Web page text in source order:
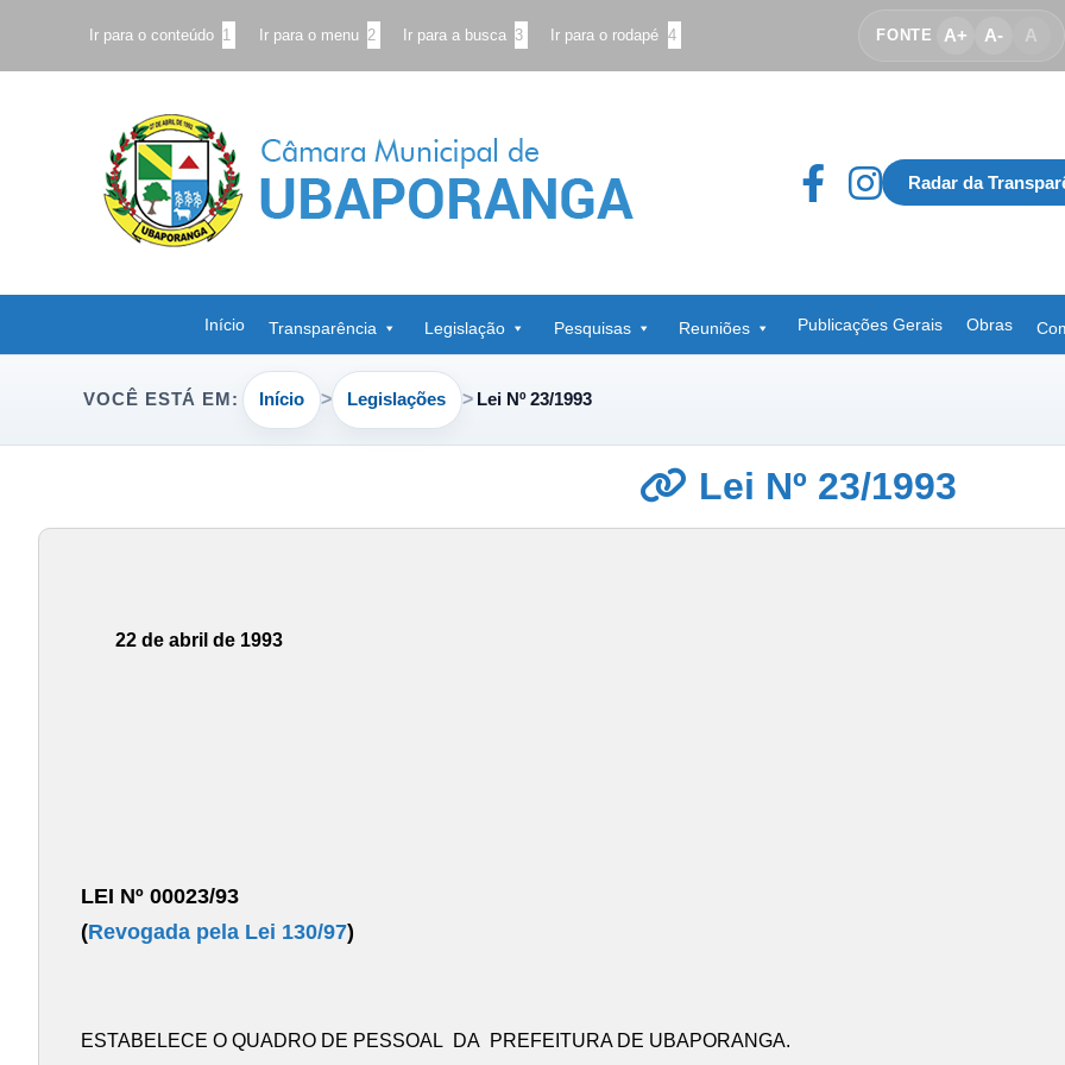
Ir para o conteúdo 1 Ir para o menu 2 Ir para a busca 3 Ir para o rodapé 4 FONTE A+ A- A
Radar da
Início Transparência Legislação Pesquisas Reuniões Publicações Gerais Obras
VOCÊ ESTÁ EM: Início Legislações Lei Nº 23/1993
Lei Nº 23/1993
22 de abril de 1993
LEI Nº 00023/93
(Revogada pela Lei 130/97)
ESTABELECE O QUADRO DE PESSOAL DA PREFEITURA DE UBAPORANGA.